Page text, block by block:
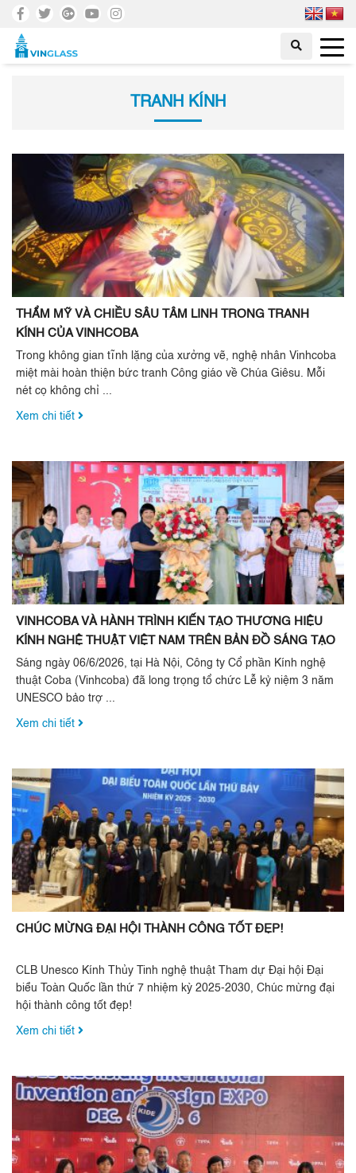
TRANH KÍNH
THẨM MỸ VÀ CHIỀU SÂU TÂM LINH TRONG TRANH
KÍNH CỦA VINHCOBA
Trong không gian tĩnh lặng của xưởng vẽ, nghệ nhân Vinhcoba
miệt mài hoàn thiện bức tranh Công giáo về Chúa Giêsu. Mỗi
nét cọ không chỉ ...
Xem chi tiết
VINHCOBA VÀ HÀNH TRÌNH KIẾN TẠO THƯƠNG HIỆU
KÍNH NGHỆ THUẬT VIỆT NAM TRÊN BẢN ĐỒ SÁNG TẠO
TOÀN CẦU
Sáng ngày 06/6/2026, tại Hà Nội, Công ty Cổ phần Kính nghệ
thuật Coba (Vinhcoba) đã long trọng tổ chức Lễ kỷ niệm 3 năm
UNESCO bảo trợ ...
Xem chi tiết
CHÚC MỪNG ĐẠI HỘI THÀNH CÔNG TỐT ĐẸP!
CLB Unesco Kính Thủy Tinh nghệ thuật Tham dự Đại hội Đại
biểu Toàn Quốc lần thứ 7 nhiệm kỳ 2025-2030, Chúc mừng đại
hội thành công tốt đẹp!
Xem chi tiết